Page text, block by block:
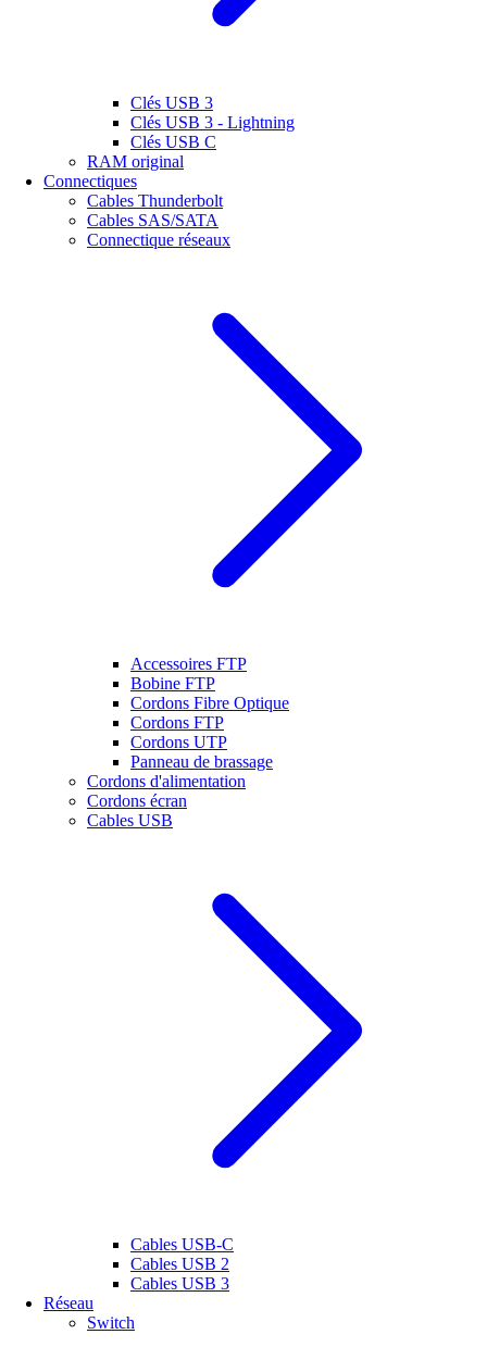
Clés USB 3
Clés USB 3 - Lightning
Clés USB C
RAM original
Connectiques
Cables Thunderbolt
Cables SAS/SATA
Connectique réseaux
Accessoires FTP
Bobine FTP
Cordons Fibre Optique
Cordons FTP
Cordons UTP
Panneau de brassage
Cordons d'alimentation
Cordons écran
Cables USB
Cables USB-C
Cables USB 2
Cables USB 3
Réseau
Switch